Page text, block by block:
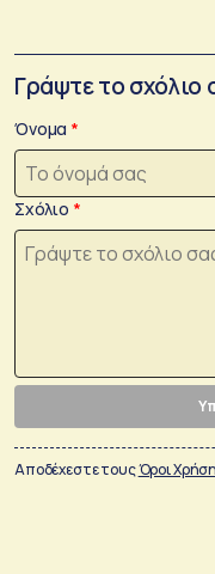
Γράψτε το σχόλιο
Όνομα
Σχόλιο
Αποδέχεστε τουςΌροι